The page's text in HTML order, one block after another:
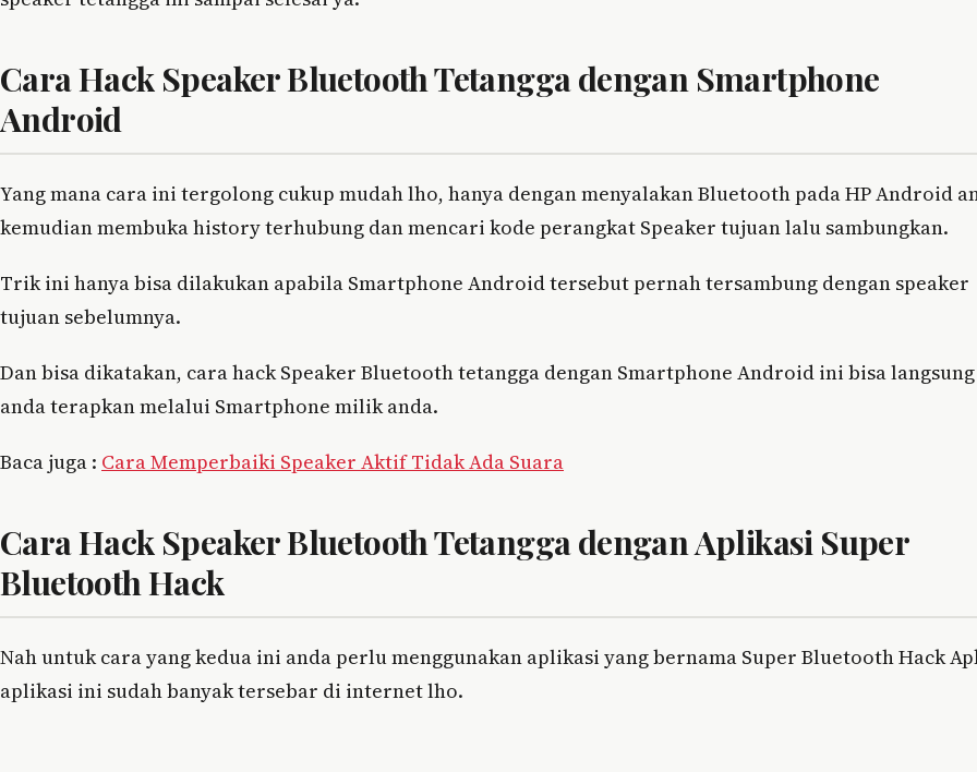
Cara Hack Speaker Bluetooth Tetangga dengan Smartphone
Android
Yang mana cara ini tergolong cukup mudah lho, hanya dengan menyalakan Bluetooth pada HP Android
kemudian membuka history terhubung dan mencari kode perangkat Speaker tujuan lalu sambungkan.
Trik ini hanya bisa dilakukan apabila Smartphone Android tersebut pernah tersambung dengan speaker
tujuan sebelumnya.
Dan bisa dikatakan, cara hack Speaker Bluetooth tetangga dengan Smartphone Android ini bisa langsung
anda terapkan melalui Smartphone milik anda.
Baca juga : Cara Memperbaiki Speaker Aktif Tidak Ada Suara
Cara Hack Speaker Bluetooth Tetangga dengan Aplikasi Super
Bluetooth Hack
Nah untuk cara yang kedua ini anda perlu menggunakan aplikasi yang bernama Super Bluetooth Hack
aplikasi ini sudah banyak tersebar di internet lho.